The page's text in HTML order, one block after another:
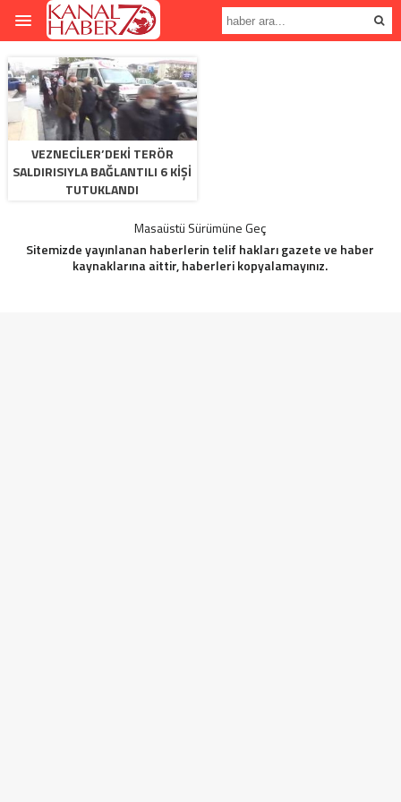
VEZNECILER’DEKI TERÖR
SALDIRISIYLA BAĞLANTILI 6 KIŞI
TUTUKLANDI
Masaüstü Sürümüne Geç
Sitemizde yayınlanan haberlerin telif hakları gazete ve haber
kaynaklarına aittir, haberleri kopyalamayınız.